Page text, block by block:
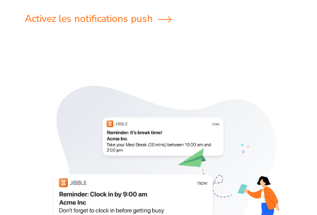
Activez les notifications push